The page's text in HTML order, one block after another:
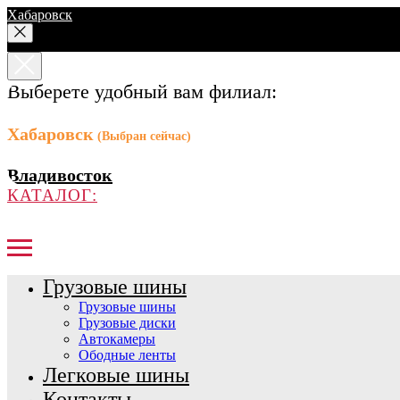
Хабаровск
Выберете удобный вам филиал:
Хабаровск (Выбран сейчас)
Владивосток
КАТАЛОГ:
Грузовые шины
Грузовые шины
Грузовые диски
Автокамеры
Ободные ленты
Легковые шины